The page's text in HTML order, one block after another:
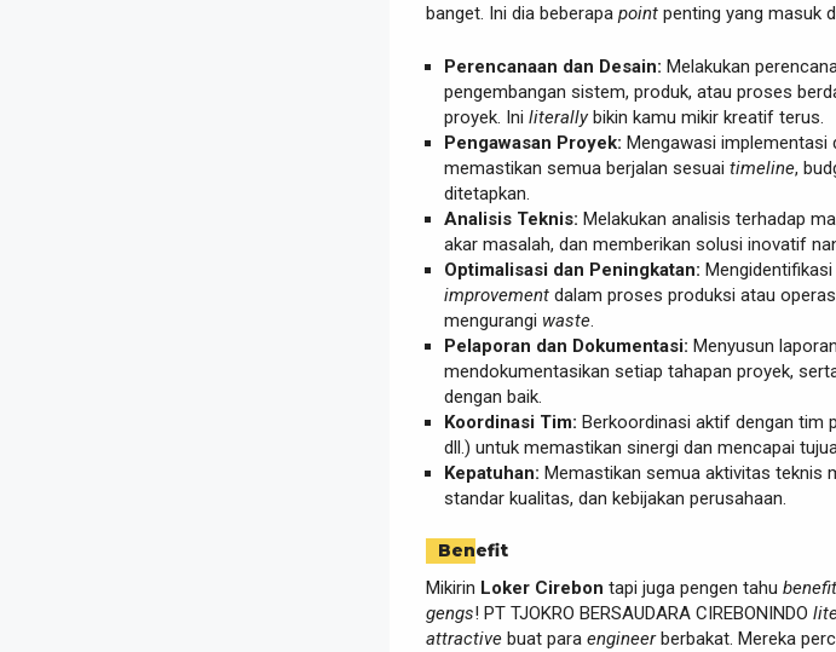
banget. Ini dia beberapa point penting yang masuk
Perencanaan dan Desain: Melakukan
pengembangan sistem, produk, atau proses
proyek. Ini literallybikin kamu mikir kreatif terus.
Pengawasan Proyek: Mengawasi implementasi
memastikan semua berjalan sesuai timeline,
ditetapkan.
Analisis Teknis: Melakukan analisis terhadap
akar masalah, dan memberikan solusi inovatif
Optimalisasi dan Peningkatan:
improvement dalam proses produksi atau
mengurangi waste
Pelaporan dan Dokumentasi: Menyusun
mendokumentasikan setiap tahapan proyek,
dengan baik.
Koordinasi Tim: Berkoordinasi aktif dengan tim
dll.) untuk memastikan sinergi dan mencapai
Kepatuhan: Memastikan semua aktivitas teknis
standar kualitas, dan kebijakan perusahaan.
Benefit
Mikirin Loker Cirebon tapi juga pengen tahu benefit
gengs! PT TJOKRO BERSAUDARA CIREBONINDO
attractive buat para engineerberbakat. Mereka